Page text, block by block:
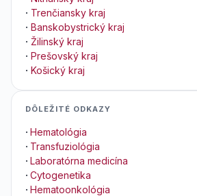
· Trenčiansky kraj
· Banskobystrický kraj
· Žilinský kraj
· Prešovský kraj
· Košický kraj
DÔLEŽITÉ ODKAZY
· Hematológia
· Transfuziológia
· Laboratórna medicína
· Cytogenetika
· Hematoonkológia